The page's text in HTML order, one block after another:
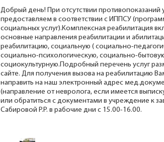
Добрый день! При отсутствии противопоказаний
предоставляем в соответствии с ИППСУ
социальных услуг).Комплексная реабилитация
основные направления реабилитации и
реабилитацию, социальную ( социально-
социально-психологическую, социально-
социокультурную.Подробный перечень услуг
сайте. Для получения вызова на реабилитацию
направить на наш электронный адрес
(направление от невролога, если имеется
или обратиться с документами в учреждение к
Сабировой Р.Р. в рабочие дни с 15.00-16.00.